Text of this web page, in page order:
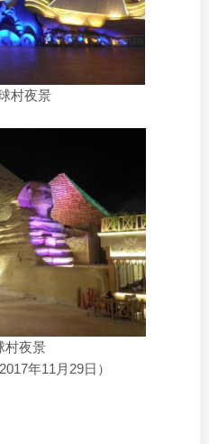
村夜景
村夜景
年11月29日）